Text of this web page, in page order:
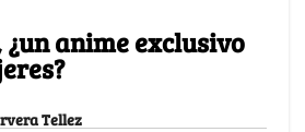
anime exclusivo
Tellez